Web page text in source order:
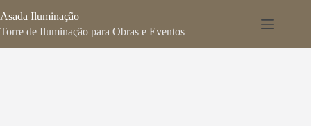
para
o
Asada Iluminação
Torre de Iluminação para Obras e Eventos